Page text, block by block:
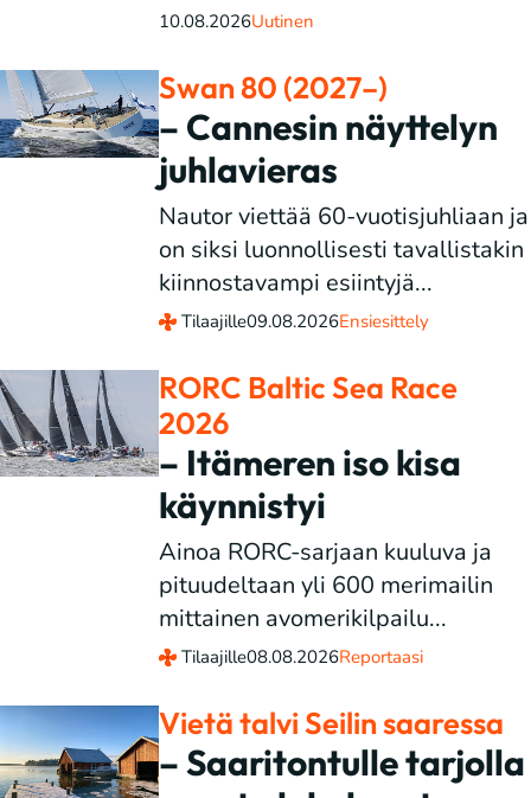
10.08.2026Uutinen
Swan 80 (2027–)
– Cannesin näyttelyn
juhlavieras
Nautor viettää 60-vuotisjuhliaan ja
on siksi luonnollisesti tavallistakin
kiinnostavampi esiintyjä...
Tilaajille09.08.2026Ensiesittely
RORC Baltic Sea Race
2026
– Itämeren iso kisa
käynnistyi
Ainoa RORC-sarjaan kuuluva ja
pituudeltaan yli 600 merimailin
mittainen avomerikilpailu...
Tilaajille08.08.2026Reportaasi
Vietä talvi Seilin saaressa
– Saaritontulle tarjolla